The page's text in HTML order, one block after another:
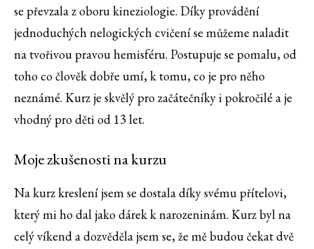
se převzala z oboru kineziologie. Díky provádění
jednoduchých nelogických cvičení se můžeme naladit
natvořivoupravou hemisféru. Postupuje se pomalu, od
toho co člověk dobře umí, k tomu,co je pro něho
neznámé. Kurz je skvělý pro začátečníky i pokročilé aje
vhodný pro děti od 13 let.
Moje zkušenosti na kurzu
Na kurz kreslení jsem se dostala díky svému přítelovi,
který mi ho dal jako dárek k narozeninám. Kurz byl na
celý víkend a dozvěděla jsem se, že mě budou čekat dvě